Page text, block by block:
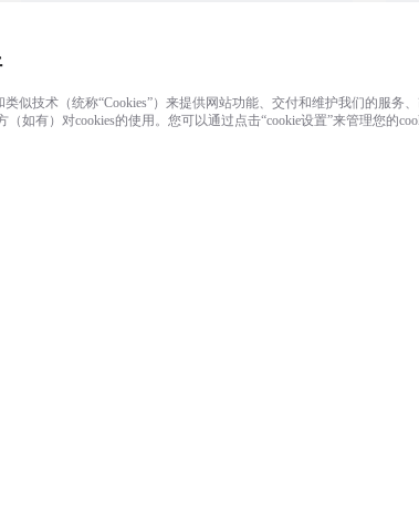
类似技术（统称“Cookies”）来提供网站功能、交付和维护我们的服
（如有）对cookies的使用。您可以通过点击“cookie设置”来管理您的